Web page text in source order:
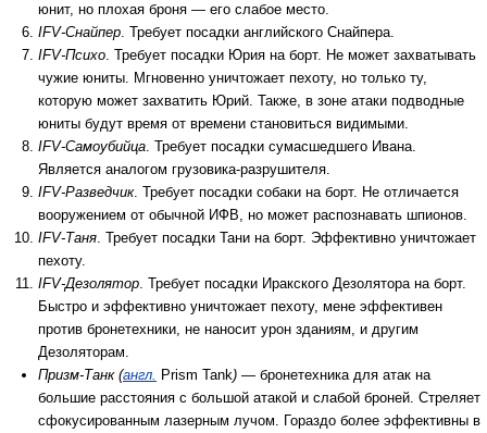
юнит, но плохая броня — его слабое место.
IFV-Снайпер. Требует посадки английского Снайпера.
IFV-Психо. Требует посадки Юрия на борт. Не может захватывать
чужие юниты. Мгновенно уничтожает пехоту, но только ту,
которую может захватить Юрий. Также, в зоне атаки подводные
юниты будут время от времени становиться видимыми.
IFV-Самоубийца. Требует посадки сумасшедшего Ивана.
Является аналогом грузовика-разрушителя.
IFV-Разведчик. Требует посадки собаки на борт. Не отличается
вооружением от обычной ИФВ, но может распознавать шпионов.
IFV-Таня. Требует посадки Тани на борт. Эффективно уничтожает
пехоту.
IFV-Дезолятор. Требует посадки Иракского Дезолятора на борт.
Быстро и эффективно уничтожает пехоту, мене эффективен
против бронетехники, не наносит урон зданиям, и другим
Дезоляторам.
Призм-Танк (англ. Prism Tank) — бронетехника для атак на
большие расстояния с большой атакой и слабой броней. Стреляет
сфокусированным лазерным лучом. Гораздо более эффективны в